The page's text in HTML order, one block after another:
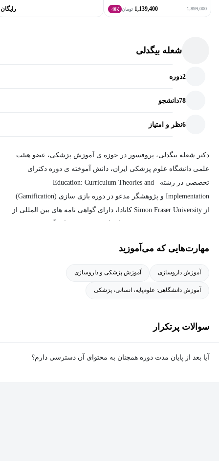
1,899,000
1,139,400 تومان 40٪ رایگان
شعله بیگدلی
2دوره
78دانشجو
6نظر و امتیاز
دکتر شعله بیگدلی، پروفسور در حوزه ی آموزش پزشکی، عضو هیئت
علمی دانشگاه علوم پزشکی ایران، دانش آموخته ی دوره دکترای
تخصصی در رشته Education: Curriculum Theories and
Implementation و پژوهشگر مدعو در دوره بازی سازی (Gamification)
از Simon Fraser University کانادا، دارای گواهی نامه های بین المللی از
Planning an External Review, Implementing Improvements after Self
Self-Review
Professions Education
است. به علاوه، ایشان سوابق آموزشی، پژوهشی و اجرایی به عنوان
مهارت‌هایی که می‌آموزید
آموزش داروسازی آموزش پزشکی و داروسازی
آموزش دانشگاهی: علوم‌پایه، انسانی، پزشکی
سوالات پرتکرار
آیا بعد از پایان مدت دوره همچنان به محتوای آن دسترسی دارم؟